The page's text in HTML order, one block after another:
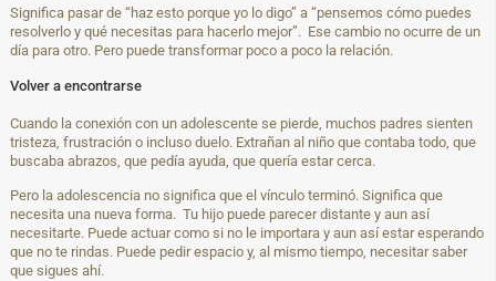
Significa pasar de “haz esto porque yo lo digo” a “pensemos cómo puedes
resolverlo y qué necesitas para hacerlo mejor”. Ese cambio no ocurre de un
día para otro. Pero puede transformar poco a poco la relación.
Volver a encontrarse
Cuando la conexión con un adolescente se pierde, muchos padres sienten
tristeza, frustración o incluso duelo. Extrañan al niño que contaba todo, que
buscaba abrazos, que pedía ayuda, que quería estar cerca.
Pero la adolescencia no significa que el vínculo terminó. Significa que
necesita una nueva forma. Tu hijo puede parecer distante y aun así
necesitarte. Puede actuar como si no le importara y aun así estar esperando
que no te rindas. Puede pedir espacio y, al mismo tiempo, necesitar saber
que sigues ahí.